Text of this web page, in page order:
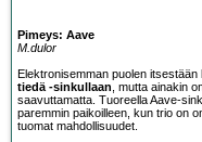
Pimeys: Aave
M.dulor
Elektronisemman puolen itsestään
tiedä -sinkullaan , mutta ainakin
saavuttamatta. Tuoreella Aave-
paremmin paikoilleen, kun trio on
tuomat mahdollisuudet.